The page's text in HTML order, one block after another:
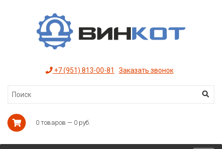
+7 (951) 813-00-81 Заказать звонок
0 товаров — 0 руб.